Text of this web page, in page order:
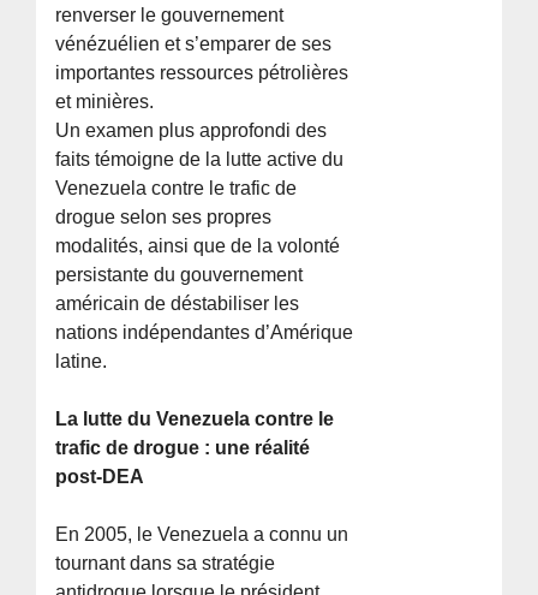
renverser le gouvernement
vénézuélien et s’emparer de ses
importantes ressources pétrolières
et minières.
Un examen plus approfondi des
faits témoigne de la lutte active du
Venezuela contre le trafic de
drogue selon ses propres
modalités, ainsi que de la volonté
persistante du gouvernement
américain de déstabiliser les
nations indépendantes d’Amérique
latine.
La lutte du Venezuela contre le
trafic de drogue : une réalité
post-DEA
En 2005, le Venezuela a connu un
tournant dans sa stratégie